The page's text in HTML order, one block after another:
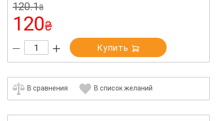
120.1₴
120₴
Купить
В сравнения В список желаний